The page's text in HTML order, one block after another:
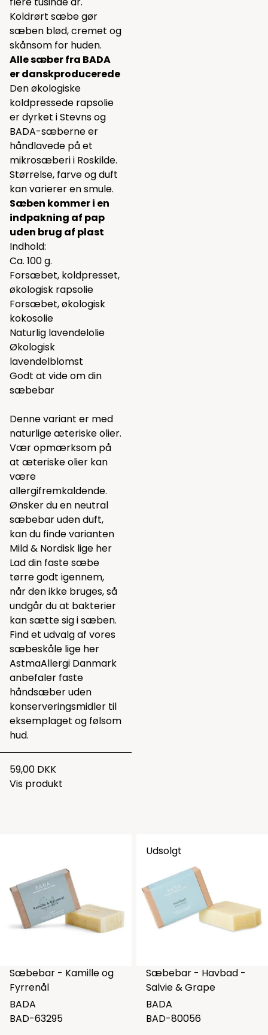
Koldrørt sæbe gør
sæben blød, cremet og
skånsom for huden.
Alle sæber fra BADA
er danskproducerede
Den økologiske
koldpressede rapsolie
er dyrket i Stevns og
BADA-sæberne er
håndlavede på et
mikrosæberi i Roskilde.
Størrelse, farve og duft
kan varierer en smule.
Sæben kommer i en
indpakning af pap
uden brug af plast
Indhold:
Ca. 100 g.
Forsæbet, koldpresset,
økologisk rapsolie
Forsæbet, økologisk
kokosolie
Naturlig lavendelolie
Økologisk
lavendelblomst
Godt at vide om din
sæbebar
Denne variant er med
naturlige æteriske olier.
Vær opmærksom på
at æteriske olier kan
være
allergifremkaldende.
Ønsker du en neutral
sæbebar uden duft,
kan du finde varianten
Mild & Nordisk lige her
Lad din faste sæbe
tørre godt igennem,
når den ikke bruges, så
undgår du at bakterier
kan sætte sig i sæben.
Find et udvalg af vores
sæbeskåle lige her
AstmaAllergi Danmark
anbefaler faste
håndsæber uden
konserveringsmidler til
eksemplaget og følsom
hud.
59,00 DKK
Vis produkt
Sæbebar - Kamille og
Fyrrenål
BADA
BAD-63295
Udsolgt
Sæbebar - Havbad -
Salvie & Grape
BADA
BAD-80056